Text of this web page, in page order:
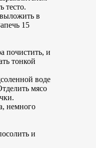
тесто.
в
15
почистить, и
тонкой
воде
мясо
немного
и